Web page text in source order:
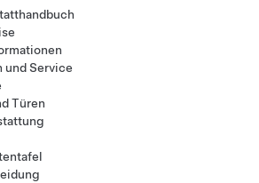
und Service
Türen